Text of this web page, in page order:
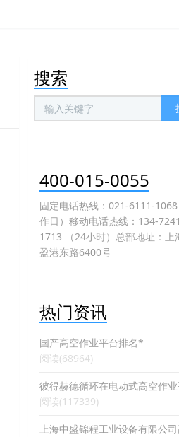
搜索
400-015-0055
固定电话热线：021-6111-
作日）移动电话热线：134-
1713 （24小时）总部地址：上
盈港东路6400号
热门资讯
国产高空作业平台排名*
阅读(68964)
彼得赫德循环在电动式高空作
阅读(117339)
上海中盛锦程工业设备有限公